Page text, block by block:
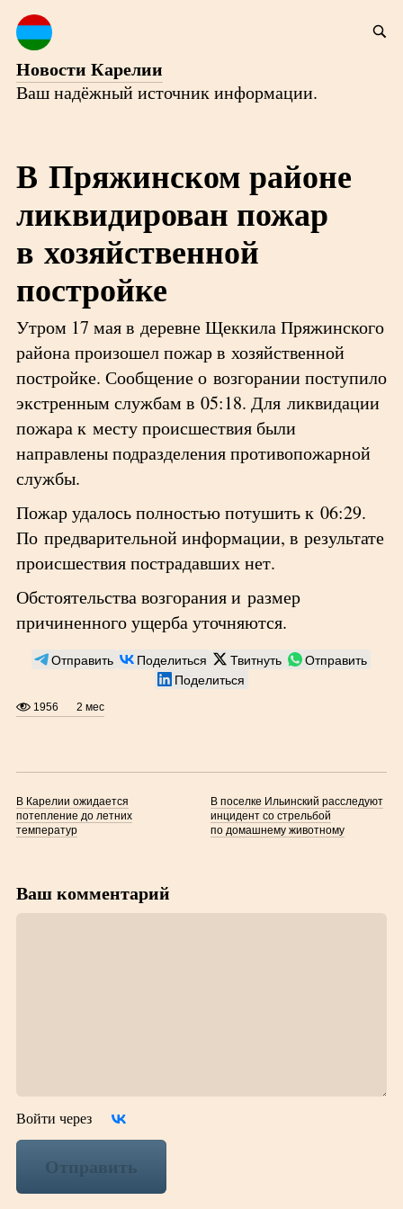
Новости Карелии
Ваш надёжный источник информации.
В Пряжинском районе
ликвидирован пожар
в хозяйственной
постройке
Утром 17 мая в деревне Щеккила Пряжинского
района произошел пожар в хозяйственной
постройке. Сообщение о возгорании поступило
экстренным службам в 05:18. Для ликвидации
пожара к месту происшествия были
направлены подразделения противопожарной
службы.
Пожар удалось полностью потушить к 06:29.
По предварительной информации, в результате
происшествия пострадавших нет.
Обстоятельства возгорания и размер
причиненного ущерба уточняются.
Отправить Поделиться Твитнуть
Отправить
Поделиться
1956 2 мес
В Карелии ожидается
потепление до летних
температур
В поселке Ильинский расследуют
инцидент со стрельбой
по домашнему животному
Ваш комментарий
Войти через
Отправить